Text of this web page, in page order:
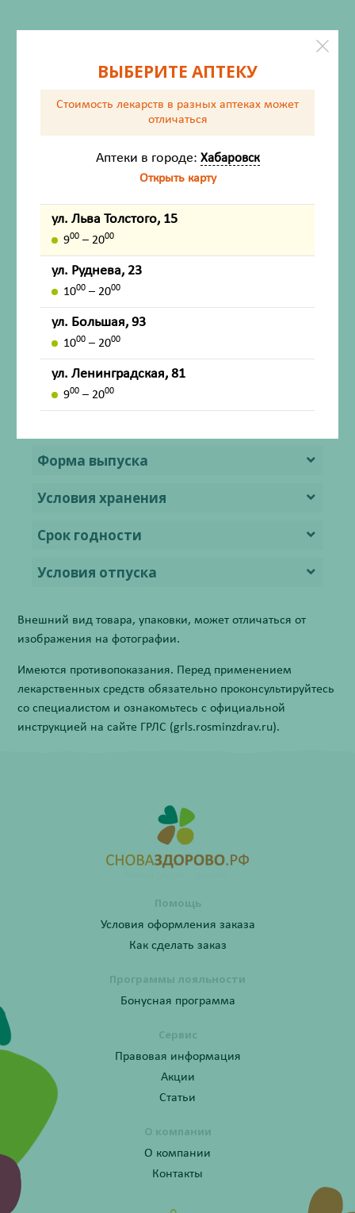
Описание
Фармакодинамика
Фармакокинетика
Противопоказания
Способ применения и дозы
Побочное действие
Передозировка
Лекарственное взаимодействие
Форма выпуска
Условия хранения
Срок годности
Условия отпуска
Внешний вид товара, упаковки, может отличаться от
изображения на фотографии.
Имеются противопоказания. Перед применением
лекарственных средств обязательно проконсультируйтесь
со специалистом и ознакомьтесь с официальной
инструкцией на сайте ГРЛС (grls.rosminzdrav.ru).
Помощь
Условия оформления заказа
Как сделать заказ
Программы лояльности
Бонусная программа
Сервис
Правовая информация
Акции
Статьи
О компании
О компании
Контакты
ВЫБЕРИТЕ АПТЕКУ
Стоимость лекарств в разных аптеках может
отличаться
Аптеки в городе: Хабаровск
Открыть карту
ул. Льва Толстого, 15
900 – 2000
ул. Руднева, 23
1000 – 2000
ул. Большая, 93
1000 – 2000
ул. Ленинградская, 81
900 – 2000